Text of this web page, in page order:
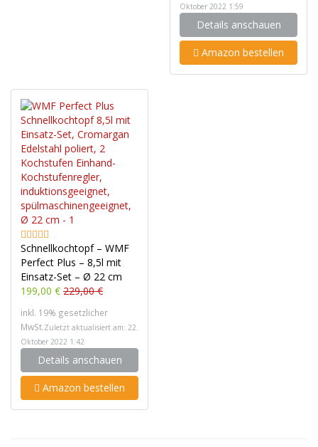
Oktober 2022 1:59
Details anschauen
Amazon bestellen
Schnellkochtopf – WMF
Perfect Plus – 8,5l mit
Einsatz-Set – Ø 22 cm
199,00 € 229,00 €
inkl. 19% gesetzlicher
MwSt.Zuletzt aktualisiert am: 22.
Oktober 2022 1:42
Details anschauen
Amazon bestellen